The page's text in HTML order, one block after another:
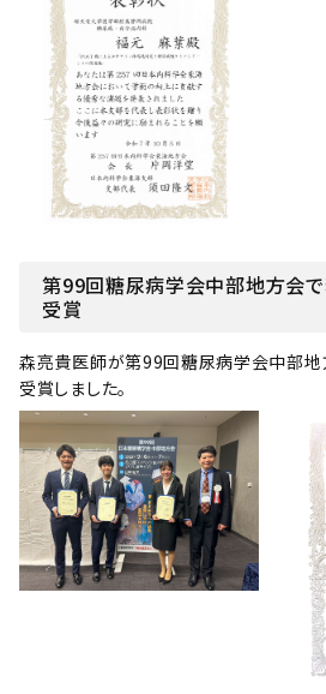
第99回糖尿病学会中部地方会
受賞
森亮貴医師が第99回糖尿病学会中部
受賞しました。